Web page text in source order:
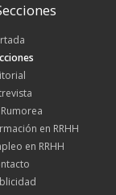
Rumorea
en RRHH
en RRHH